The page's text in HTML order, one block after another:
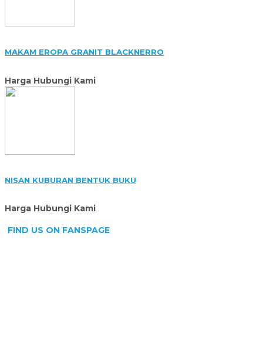
MAKAM EROPA GRANIT BLACKNERRO
Harga Hubungi Kami
NISAN KUBURAN BENTUK BUKU
Harga Hubungi Kami
FIND US ON FANSPAGE